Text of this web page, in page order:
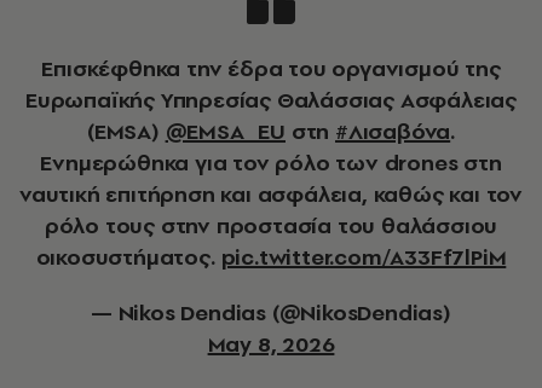
Επισκέφθηκα την έδρα του οργανισμού της
Ευρωπαϊκής Υπηρεσίας Θαλάσσιας Ασφάλειας
(EMSA) @EMSA_EU στη #Λισαβόνα.
Ενημερώθηκα για τον ρόλο των drones στη
ναυτική επιτήρηση και ασφάλεια, καθώς και τον
ρόλο τους στην προστασία του θαλάσσιου
οικοσυστήματος. pic.twitter.com/A33Ff7lPiM
— Nikos Dendias (@NikosDendias)
May 8, 2026